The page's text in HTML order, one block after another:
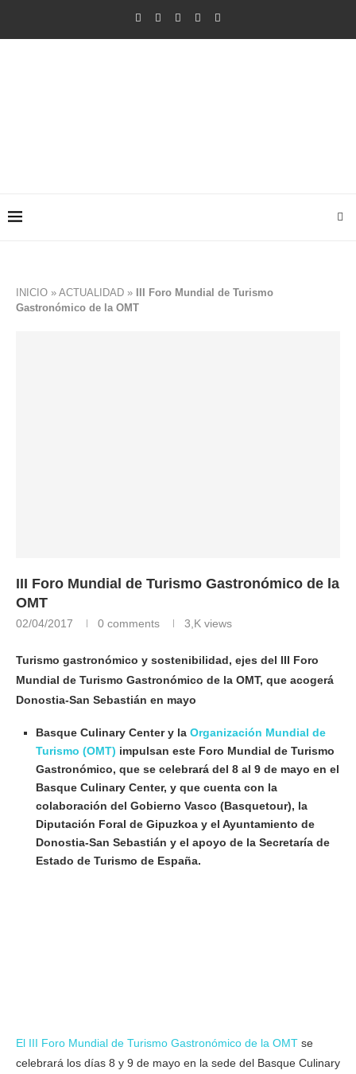
INICIO » ACTUALIDAD »
III Foro Mundial de Turismo
Gastronómico de la OMT
III Foro Mundial de Turismo Gastronómico de la
OMT
02/04/2017 0 comments 3,K views
Turismo gastronómico y sostenibilidad, ejes del III Foro
Mundial de Turismo Gastronómico de la OMT, que acogerá
Donostia-San Sebastián en mayo
Basque Culinary Center y la Organización Mundial de
Turismo (OMT) impulsan este Foro Mundial de Turismo
Gastronómico, que se celebrará del 8 al 9 de mayo en el
Basque Culinary Center, y que cuenta con la
colaboración del Gobierno Vasco (Basquetour), la
Diputación Foral de Gipuzkoa y el Ayuntamiento de
Donostia-San Sebastián y el apoyo de la Secretaría de
Estado de Turismo de España.
El III Foro Mundial de Turismo Gastronómico de la OMT se
celebrará los días 8 y 9 de mayo en la sede del Basque Culinary